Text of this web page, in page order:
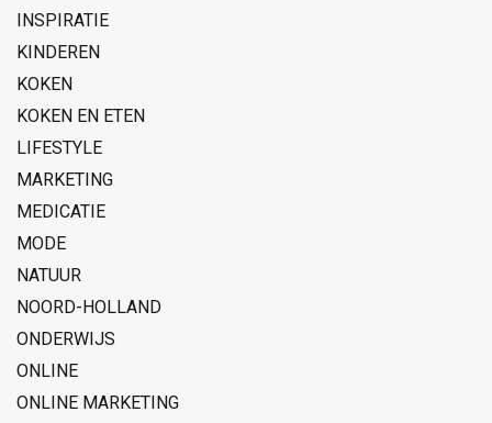
INSPIRATIE
KINDEREN
KOKEN
KOKEN EN ETEN
LIFESTYLE
MARKETING
MEDICATIE
MODE
NATUUR
NOORD-HOLLAND
ONDERWIJS
ONLINE
ONLINE MARKETING